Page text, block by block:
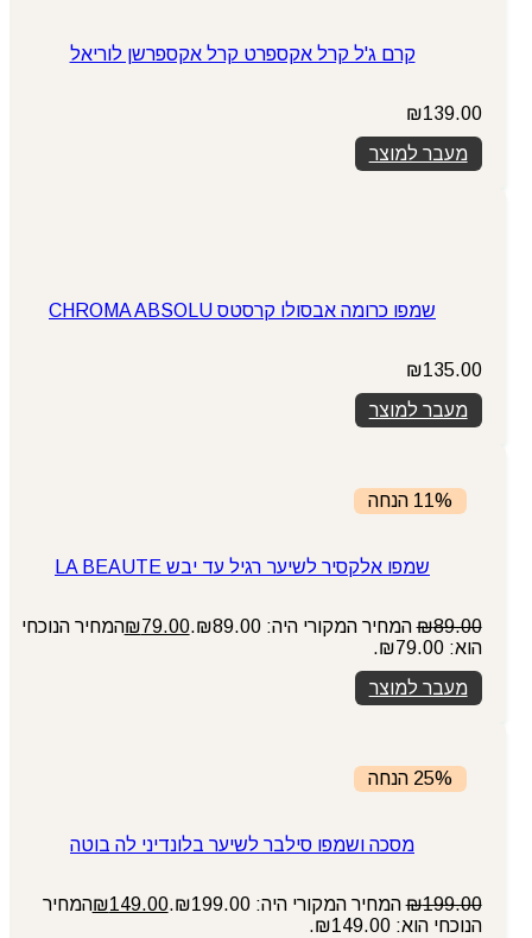
קרם ג'ל קרל אקספרט קרל אקספרשן לוריאל
₪139.00
מעבר למוצר
שמפו כרומה אבסולו קרסטס CHROMA ABSOLU
₪135.00
מעבר למוצר
11% הנחה
שמפו אלקסיר לשיער רגיל עד יבש LA BEAUTE
₪89.00 המחיר המקורי היה: ₪89.00. ₪79.00
המחיר הנוכחי
הוא: ₪79.00.
מעבר למוצר
25% הנחה
מסכה ושמפו סילבר לשיער בלונדיני לה בוטה
₪199.00 המחיר המקורי היה: ₪199.00. ₪149.00
המחיר
הנוכחי הוא: ₪149.00.